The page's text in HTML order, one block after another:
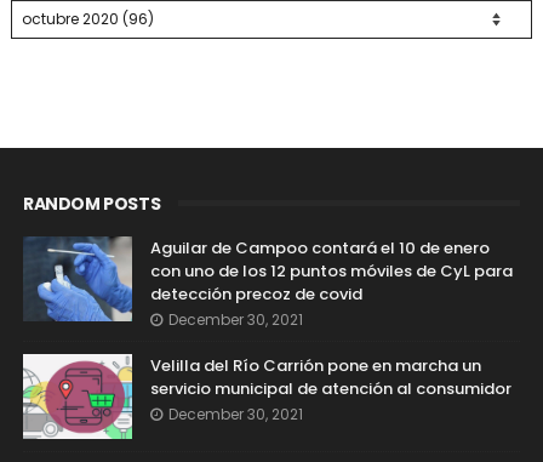
RANDOM POSTS
Aguilar de Campoo contará el 10 de enero
con uno de los 12 puntos móviles de CyL para
detección precoz de covid
December 30, 2021
Velilla del Río Carrión pone en marcha un
servicio municipal de atención al consumidor
December 30, 2021